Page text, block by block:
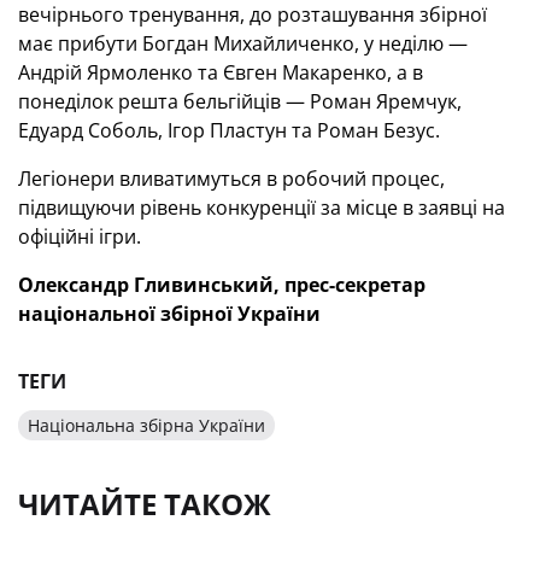
вечірнього тренування, до розташування збірної
має прибути Богдан Михайличенко, у неділю —
Андрій Ярмоленко та Євген Макаренко, а в
понеділок решта бельгійців — Роман Яремчук,
Едуард Соболь, Ігор Пластун та Роман Безус.
Легіонери вливатимуться в робочий процес,
підвищуючи рівень конкуренції за місце в заявці на
офіційні ігри.
Олександр Гливинський, прес-секретар
національної збірної України
ТЕГИ
Національна збірна України
ЧИТАЙТЕ ТАКОЖ